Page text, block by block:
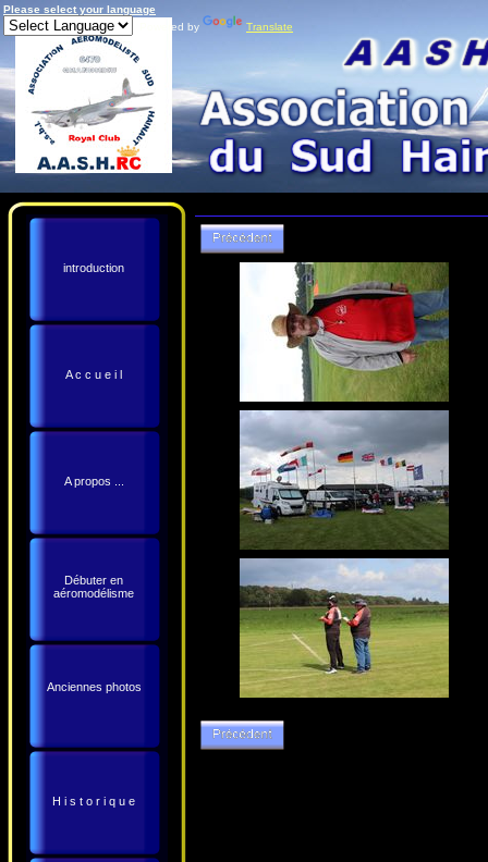
Please select your language
Powered by
Translate
introduction
A c c u e i l
A propos ...
Débuter en
aéromodélisme
Anciennes photos
H i s t o r i q u e